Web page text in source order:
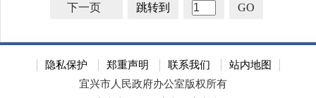
下一页 跳转到 GO
隐私保护 郑重声明 联系我们
站内地图
宜兴市人民政府办公室版权所有